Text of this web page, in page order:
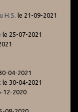
H.S. le 21-09-2021
le 25-07-2021
04-2021
le 30-04-2021
12-2020